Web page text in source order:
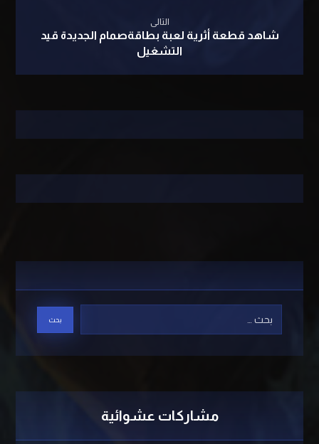
التالى
شاهد قطعة أثرية لعبة بطاقةصمام الجديدة قيد
التشغيل
مشاركات عشوائية